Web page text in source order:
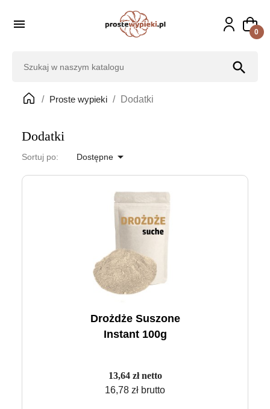
search

0
Proste wypieki Dodatki
Dodatki
Sortuj po: Dostępne 
Drożdże Suszone
Instant 100g
13,64 zł netto
16,78 zł brutto